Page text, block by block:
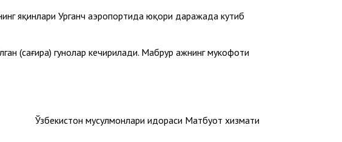
яқинлари Урганч аэропортида юқори даражада кутиб
(сағира) гуноҳлар кечирилади. Мабрур ҳажнинг мукофоти
Ўзбекистон мусулмонлари идораси Матбуот хизмати